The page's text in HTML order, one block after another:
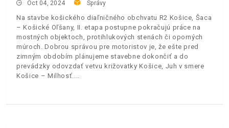
Oct 04, 2024 Správy
Na stavbe košického diaľničného obchvatu R2 Košice, Šaca
– Košické Oľšany, II. etapa postupne pokračujú práce na
mostných objektoch, protihlukových stenách či oporných
múroch. Dobrou správou pre motoristov je, že ešte pred
zimným obdobím plánujeme stavebne dokončiť a do
prevádzky odovzdať vetvu križovatky Košice, Juh v smere
Košice – Milhosť.